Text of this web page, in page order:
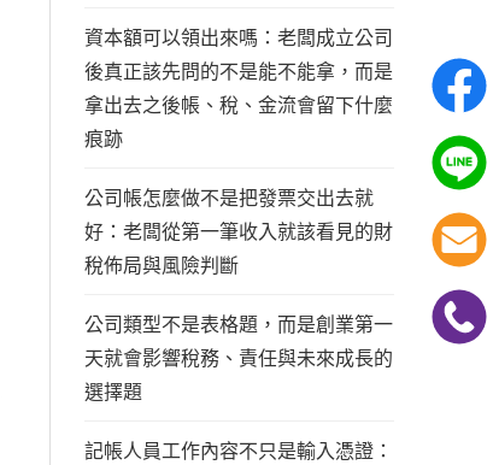
資本額可以領出來嗎：老闆成立公司
後真正該先問的不是能不能拿，而是
拿出去之後帳、稅、金流會留下什麼
痕跡
公司帳怎麼做不是把發票交出去就
好：老闆從第一筆收入就該看見的財
稅佈局與風險判斷
公司類型不是表格題，而是創業第一
天就會影響稅務、責任與未來成長的
選擇題
記帳人員工作內容不只是輸入憑證：